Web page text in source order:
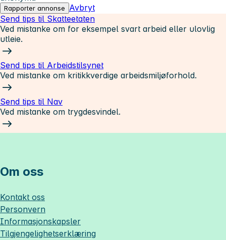
Rapporter annonse
Avbryt
Send tips til Skatteetaten
Ved mistanke om for eksempel svart arbeid eller ulovlig
utleie.
Send tips til Arbeidstilsynet
Ved mistanke om kritikkverdige arbeidsmiljøforhold.
Send tips til Nav
Ved mistanke om trygdesvindel.
Om oss
Kontakt oss
Personvern
Informasjonskapsler
Tilgjengelighetserklæring